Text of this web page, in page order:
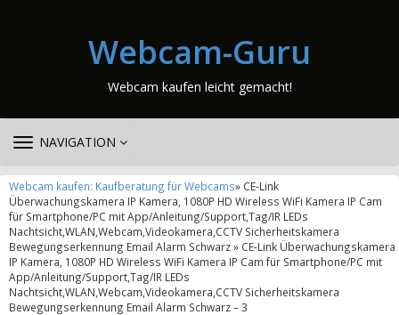
Webcam-Guru
Webcam kaufen leicht gemacht!
TOGGLE
NAVIGATION
Webcam kaufen: Kaufberatung für Webcams» CE-Link
Überwachungskamera IP Kamera, 1080P HD Wireless WiFi Kamera IP Cam
für Smartphone/PC mit App/Anleitung/Support,Tag/IR LEDs
Nachtsicht,WLAN,Webcam,Videokamera,CCTV Sicherheitskamera
Bewegungserkennung Email Alarm Schwarz » CE-Link Überwachungskamera
IP Kamera, 1080P HD Wireless WiFi Kamera IP Cam für Smartphone/PC mit
App/Anleitung/Support,Tag/IR LEDs
Nachtsicht,WLAN,Webcam,Videokamera,CCTV Sicherheitskamera
Bewegungserkennung Email Alarm Schwarz – 3